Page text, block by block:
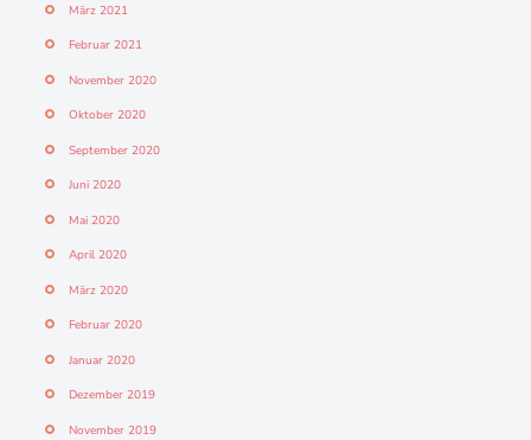
März 2021
Februar 2021
November 2020
Oktober 2020
September 2020
Juni 2020
Mai 2020
April 2020
März 2020
Februar 2020
Januar 2020
Dezember 2019
November 2019